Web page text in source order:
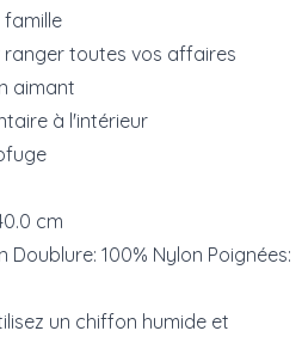
toutes vos affaires
aimant
à l'intérieur
cm
Doublure: 100% Nylon Poignées:
un chiffon humide et